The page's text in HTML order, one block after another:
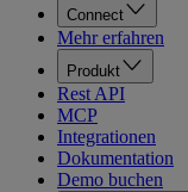
Connect
Mehr erfahren
Produkt
Rest API
MCP
Integrationen
Dokumentation
Demo buchen